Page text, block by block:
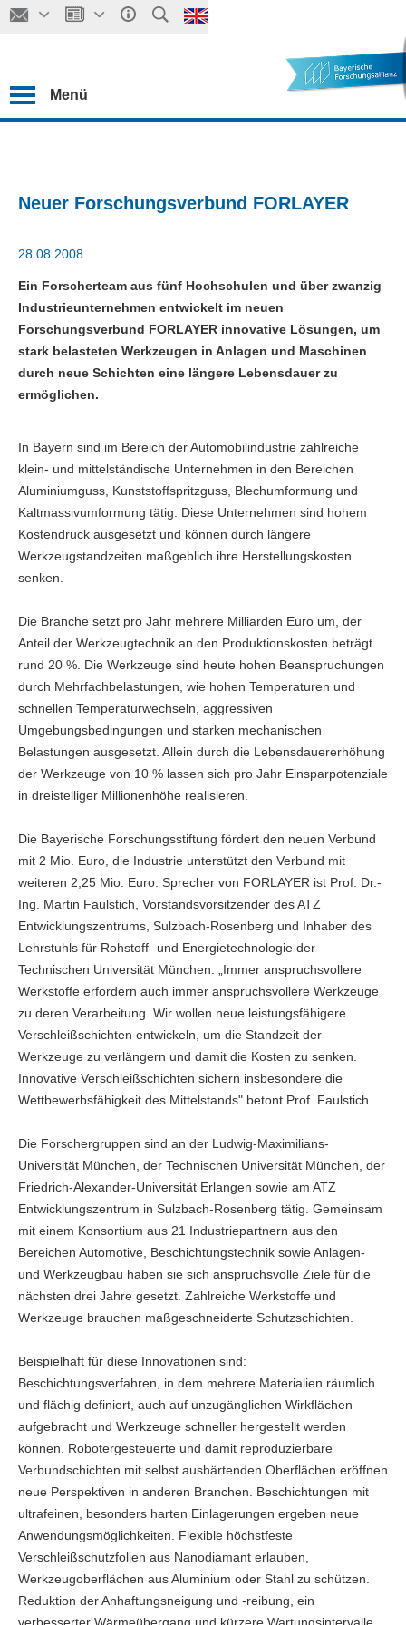
Menü
Neuer Forschungsverbund FORLAYER
28.08.2008
Ein Forscherteam aus fünf Hochschulen und über zwanzig
Industrieunternehmen entwickelt im neuen
Forschungsverbund FORLAYER innovative Lösungen, um
stark belasteten Werkzeugen in Anlagen und Maschinen
durch neue Schichten eine längere Lebensdauer zu
ermöglichen.
In Bayern sind im Bereich der Automobilindustrie zahlreiche
klein- und mittelständische Unternehmen in den Bereichen
Aluminiumguss, Kunststoffspritzguss, Blechumformung und
Kaltmassivumformung tätig. Diese Unternehmen sind hohem
Kostendruck ausgesetzt und können durch längere
Werkzeugstandzeiten maßgeblich ihre Herstellungskosten
senken.
Die Branche setzt pro Jahr mehrere Milliarden Euro um, der
Anteil der Werkzeugtechnik an den Produktionskosten beträgt
rund 20 %. Die Werkzeuge sind heute hohen Beanspruchungen
durch Mehrfachbelastungen, wie hohen Temperaturen und
schnellen Temperaturwechseln, aggressiven
Umgebungsbedingungen und starken mechanischen
Belastungen ausgesetzt. Allein durch die Lebensdauererhöhung
der Werkzeuge von 10 % lassen sich pro Jahr Einsparpotenziale
in dreistelliger Millio­nenhöhe realisieren.
Die Bayerische Forschungsstiftung fördert den neuen Verbund
mit 2 Mio. Euro, die Industrie unterstützt den Verbund mit
weiteren 2,25 Mio. Euro. Sprecher von FORLAYER ist Prof. Dr.-
Ing. Martin Faulstich, Vorstandsvorsitzender des ATZ
Entwicklungszentrums, Sulzbach-Rosenberg und Inhaber des
Lehrstuhls für Rohstoff- und Energietechnologie der
Technischen Universität München. „Immer anspruchsvollere
Werkstoffe erfordern auch immer anspruchsvollere Werkzeuge
zu deren Verarbeitung. Wir wollen neue leistungsfähigere
Verschleißschichten entwickeln, um die Standzeit der
Werkzeuge zu verlängern und damit die Kosten zu senken.
Innovative Verschleißschichten sichern insbesondere die
Wettbewerbsfähigkeit des Mittelstands" betont Prof. Faulstich.
Die Forschergruppen sind an der Ludwig-Maximilians-
Universität München, der Technischen Universität München, der
Friedrich-Alexander-Universität Erlangen sowie am ATZ
Entwicklungszentrum in Sulzbach-Rosenberg tätig. Gemeinsam
mit einem Konsortium aus 21 Industriepartnern aus den
Bereichen Automotive, Beschichtungstechnik sowie Anlagen-
und Werkzeugbau haben sie sich anspruchsvolle Ziele für die
nächsten drei Jahre gesetzt. Zahlreiche Werkstoffe und
Werkzeuge brauchen maßgeschneiderte Schutzschichten.
Beispielhaft für diese Innovationen sind:
Beschichtungsverfahren, in dem mehrere Materialien räumlich
und flächig definiert, auch auf unzugänglichen Wirkflächen
aufgebracht und Werkzeuge schneller hergestellt werden
können. Robotergesteuerte und damit reproduzierbare
Verbundschichten mit selbst aushärtenden Oberflächen eröffnen
neue Perspektiven in anderen Branchen. Beschichtungen mit
ultrafeinen, besonders harten Einlagerungen ergeben neue
Anwendungsmöglichkeiten. Flexible höchstfeste
Verschleißschutzfolien aus Nanodiamant erlauben,
Werkzeugoberflächen aus Aluminium oder Stahl zu schützen.
Reduktion der Anhaftungsneigung und -reibung, ein